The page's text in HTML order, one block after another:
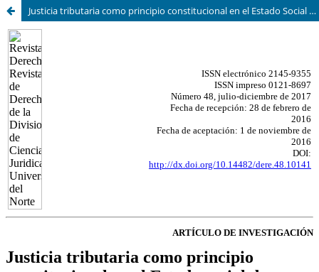
Justicia tributaria como principio constitucional en el Estado Social de Derecho